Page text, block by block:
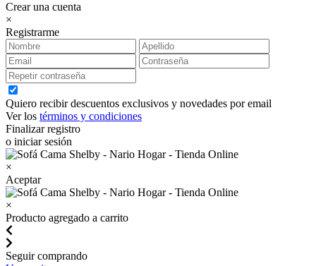
Crear una cuenta
×
Registrarme
Quiero recibir descuentos exclusivos y novedades por email
Ver los términos y condiciones
Finalizar registro
o iniciar sesión
×
Aceptar
×
Producto agregado a carrito
Seguir comprando